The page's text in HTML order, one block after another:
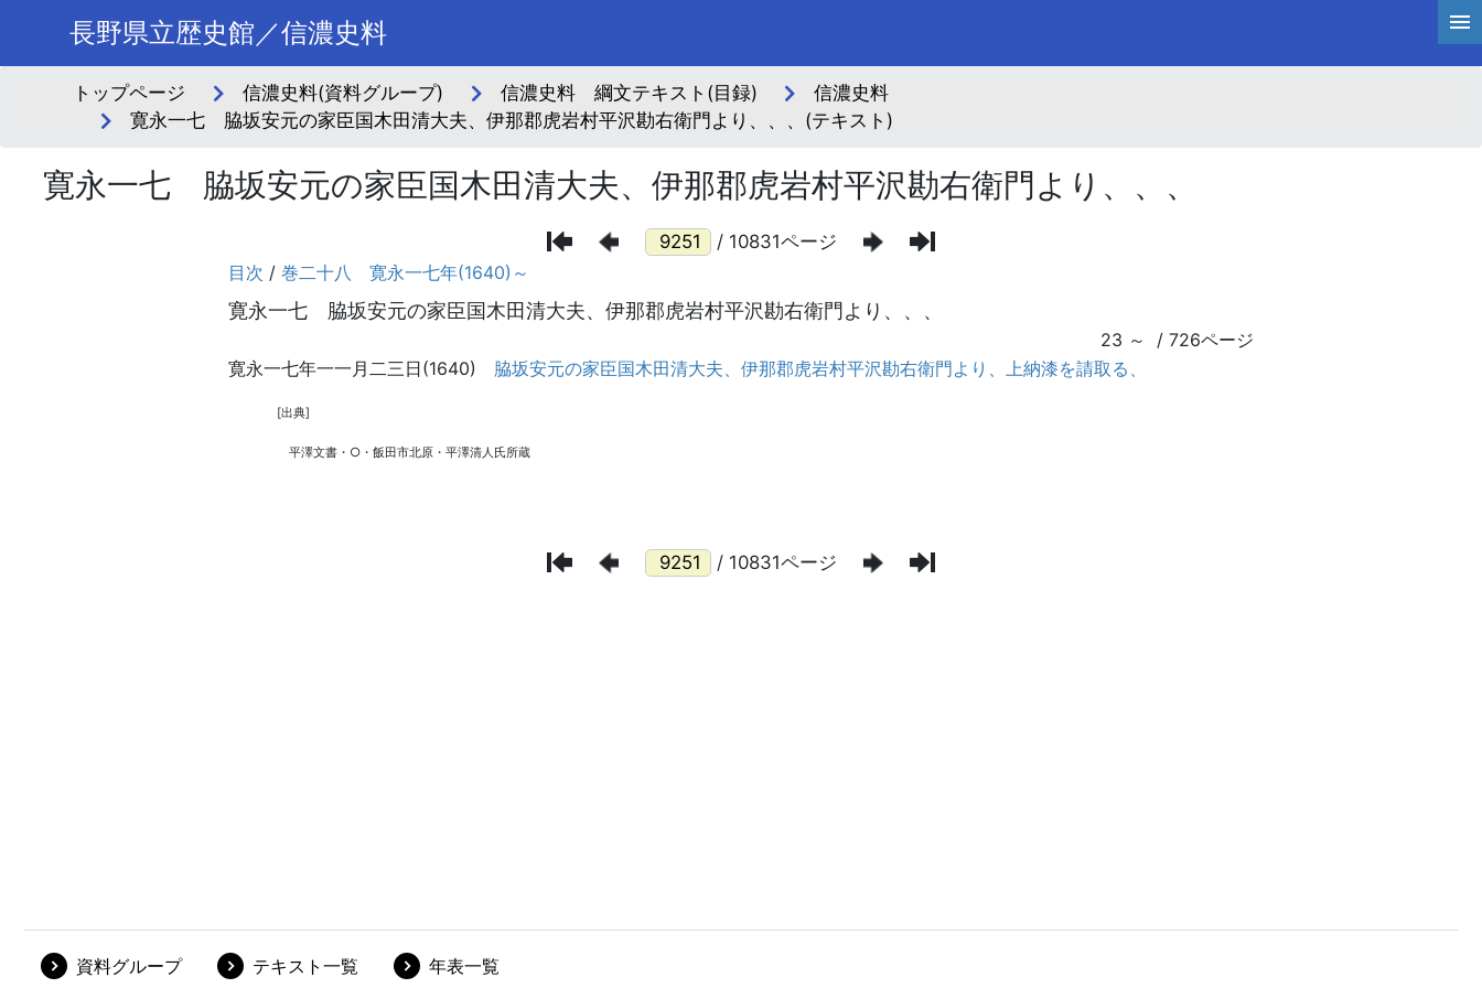
長野県立歴史館／信濃史料
トップページ 信濃史料(資料グループ) 信濃史料 綱文テキスト(目録)
信濃史料
寛永一七 脇坂安元の家臣国木田清大夫、伊那郡虎岩村平沢勘右衛門より、、、(テキスト)
寛永一七 脇坂安元の家臣国木田清大夫、伊那郡虎岩村平沢勘右衛門より、、、
/ 10831ページ
/ 10831ページ
資料グループ テキスト一覧 年表一覧